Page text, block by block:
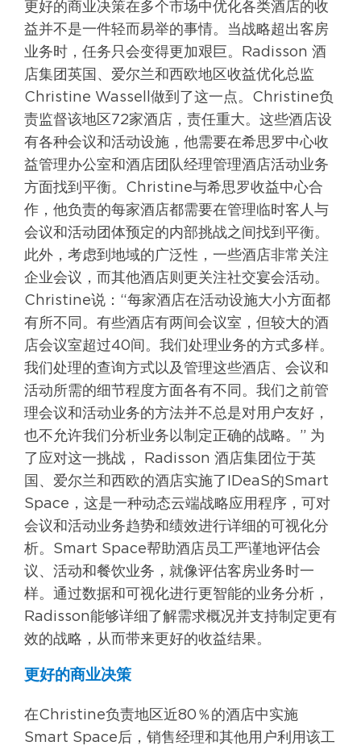
更好的商业决策在多个市场中优化各类酒店的收
益并不是一件轻而易举的事情。当战略超出客房
业务时，任务只会变得更加艰巨。Radisson 酒
店集团英国、爱尔兰和西欧地区收益优化总监
Christine Wassell做到了这一点。Christine负
责监督该地区72家酒店，责任重大。这些酒店设
有各种会议和活动设施，他需要在希思罗中心收
益管理办公室和酒店团队经理管理酒店活动业务
方面找到平衡。Christine与希思罗收益中心合
作，他负责的每家酒店都需要在管理临时客人与
会议和活动团体预定的内部挑战之间找到平衡。
此外，考虑到地域的广泛性，一些酒店非常关注
企业会议，而其他酒店则更关注社交宴会活动。
Christine说：“每家酒店在活动设施大小方面都
有所不同。有些酒店有两间会议室，但较大的酒
店会议室超过40间。我们处理业务的方式多样。
我们处理的查询方式以及管理这些酒店、会议和
活动所需的细节程度方面各有不同。我们之前管
理会议和活动业务的方法并不总是对用户友好，
也不允许我们分析业务以制定正确的战略。” 为
了应对这一挑战， Radisson 酒店集团位于英
国、爱尔兰和西欧的酒店实施了IDeaS的Smart
Space，这是一种动态云端战略应用程序，可对
会议和活动业务趋势和绩效进行详细的可视化分
析。Smart Space帮助酒店员工严谨地评估会
议、活动和餐饮业务，就像评估客房业务时一
样。通过数据和可视化进行更智能的业务分析，
Radisson能够详细了解需求概况并支持制定更有
效的战略，从而带来更好的收益结果。
更好的商业决策
在Christine负责地区近80％的酒店中实施
Smart Space后，销售经理和其他用户利用该工